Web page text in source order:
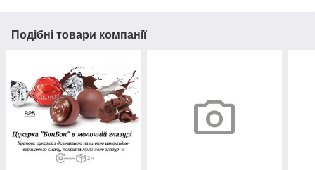
Подібні товари компанії